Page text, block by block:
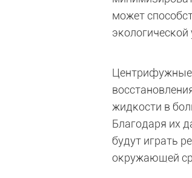
может
экологической
Центрифужные
жидкости в
Благодаря их
будут играть
окружающей